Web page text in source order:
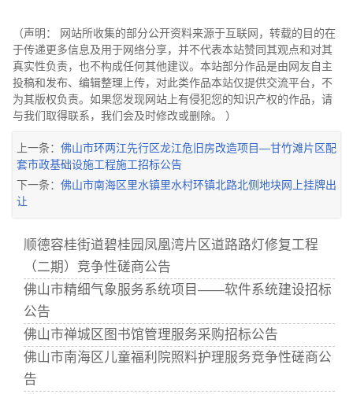
（声明： 网站所收集的部分公开资料来源于互联网，转载的目的在
于传递更多信息及用于网络分享，并不代表本站赞同其观点和对其
真实性负责，也不构成任何其他建议。本站部分作品是由网友自主
投稿和发布、编辑整理上传，对此类作品本站仅提供交流平台，不
为其版权负责。如果您发现网站上有侵犯您的知识产权的作品，请
与我们取得联系，我们会及时修改或删除。 ）
上一条： 佛山市环两江先行区龙江危旧房改造项目—甘竹滩片区配
套市政基础设施工程施工招标公告
下一条： 佛山市南海区里水镇里水村环镇北路北侧地块网上挂牌出
让
顺德容桂街道碧桂园凤凰湾片区道路路灯修复工程
（二期）竞争性磋商公告
佛山市精细气象服务系统项目——软件系统建设招标
公告
佛山市禅城区图书馆管理服务采购招标公告
佛山市南海区儿童福利院照料护理服务竞争性磋商公
告